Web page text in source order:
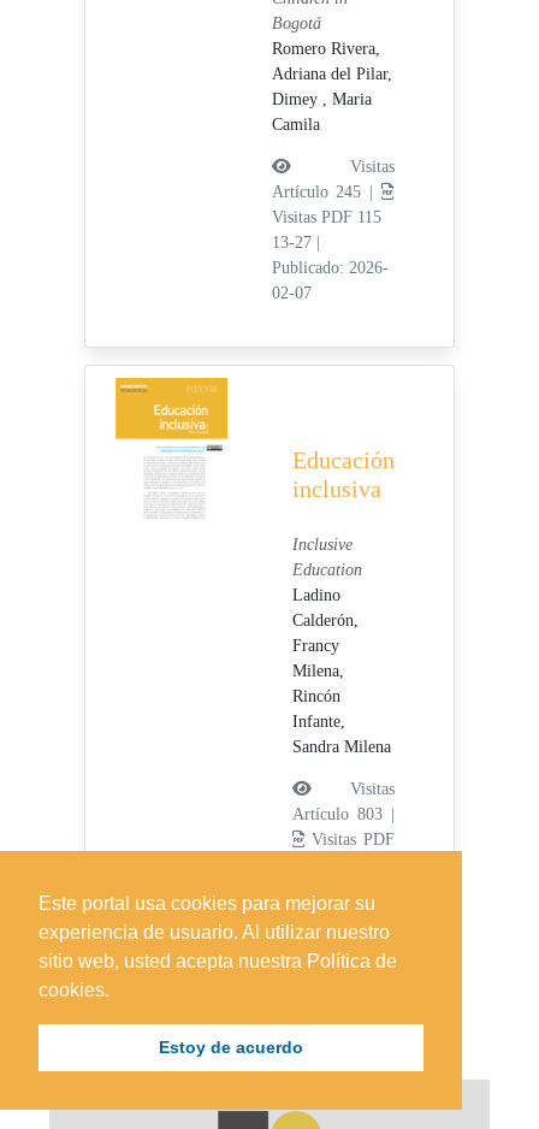
Este portal usa cookies para mejorar su
experiencia de usuario. Al utilizar nuestro
sitio web, usted acepta nuestra Política de
cookies.
Estoy de acuerdo
Bogotá
Romero Rivera,
Adriana del Pilar,
Dimey , Maria
Camila
Visitas
Artículo 245 |
Visitas PDF 115
13-27
Publicado: 2026-
02-07
Educación
inclusiva
Inclusive
Education
Ladino
Calderón,
Francy
Milena,
Rincón
Infante,
Sandra Milena
Visitas
Artículo 803 |
Visitas PDF
Publicado:
2019-08-16